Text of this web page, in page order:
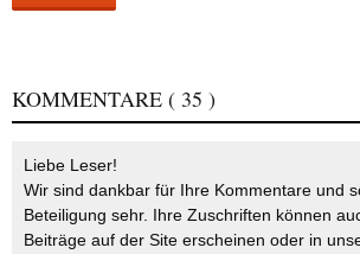
KOMMENTARE ( 35 )
Liebe Leser!
Wir sind dankbar für Ihre Kommentare und
Beteiligung sehr. Ihre Zuschriften können
Beiträge auf der Site erscheinen oder in